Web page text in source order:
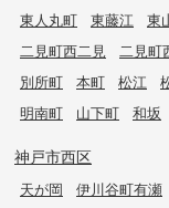
東人丸町
東藤江 東
二見町西二見
二見町
別所町
本町 松江
明南町
山下町 和坂
神戸市西区
天が岡 伊川谷町有瀬